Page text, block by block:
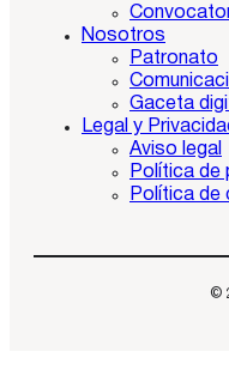
Nosotros
Patronato
Gaceta
Legal y
Aviso legal
Política de
Política de
©